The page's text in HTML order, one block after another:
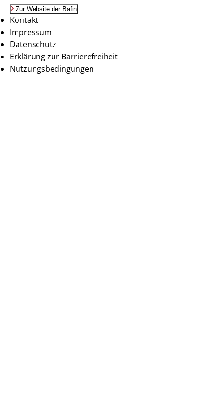
Zur Website der Bafin
Kontakt
Impressum
Datenschutz
Erklärung zur Barrierefreiheit
Nutzungsbedingungen